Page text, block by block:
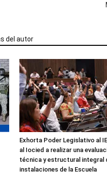
del autor
Exhorta Poder Legislativo al
al Iocied a realizar una
técnica y estructural integral
instalaciones de la Escuela